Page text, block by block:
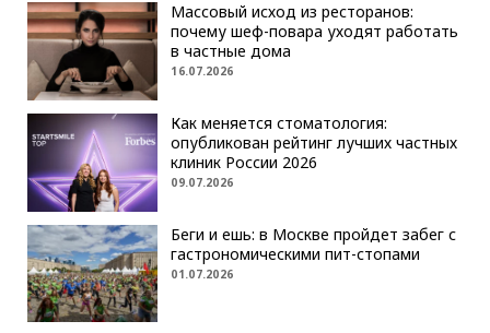
Массовый исход из ресторанов:
почему шеф-повара уходят работать
в частные дома
16.07.2026
Как меняется стоматология:
опубликован рейтинг лучших частных
клиник России 2026
09.07.2026
Беги и ешь: в Москве пройдет забег с
гастрономическими пит-стопами
01.07.2026